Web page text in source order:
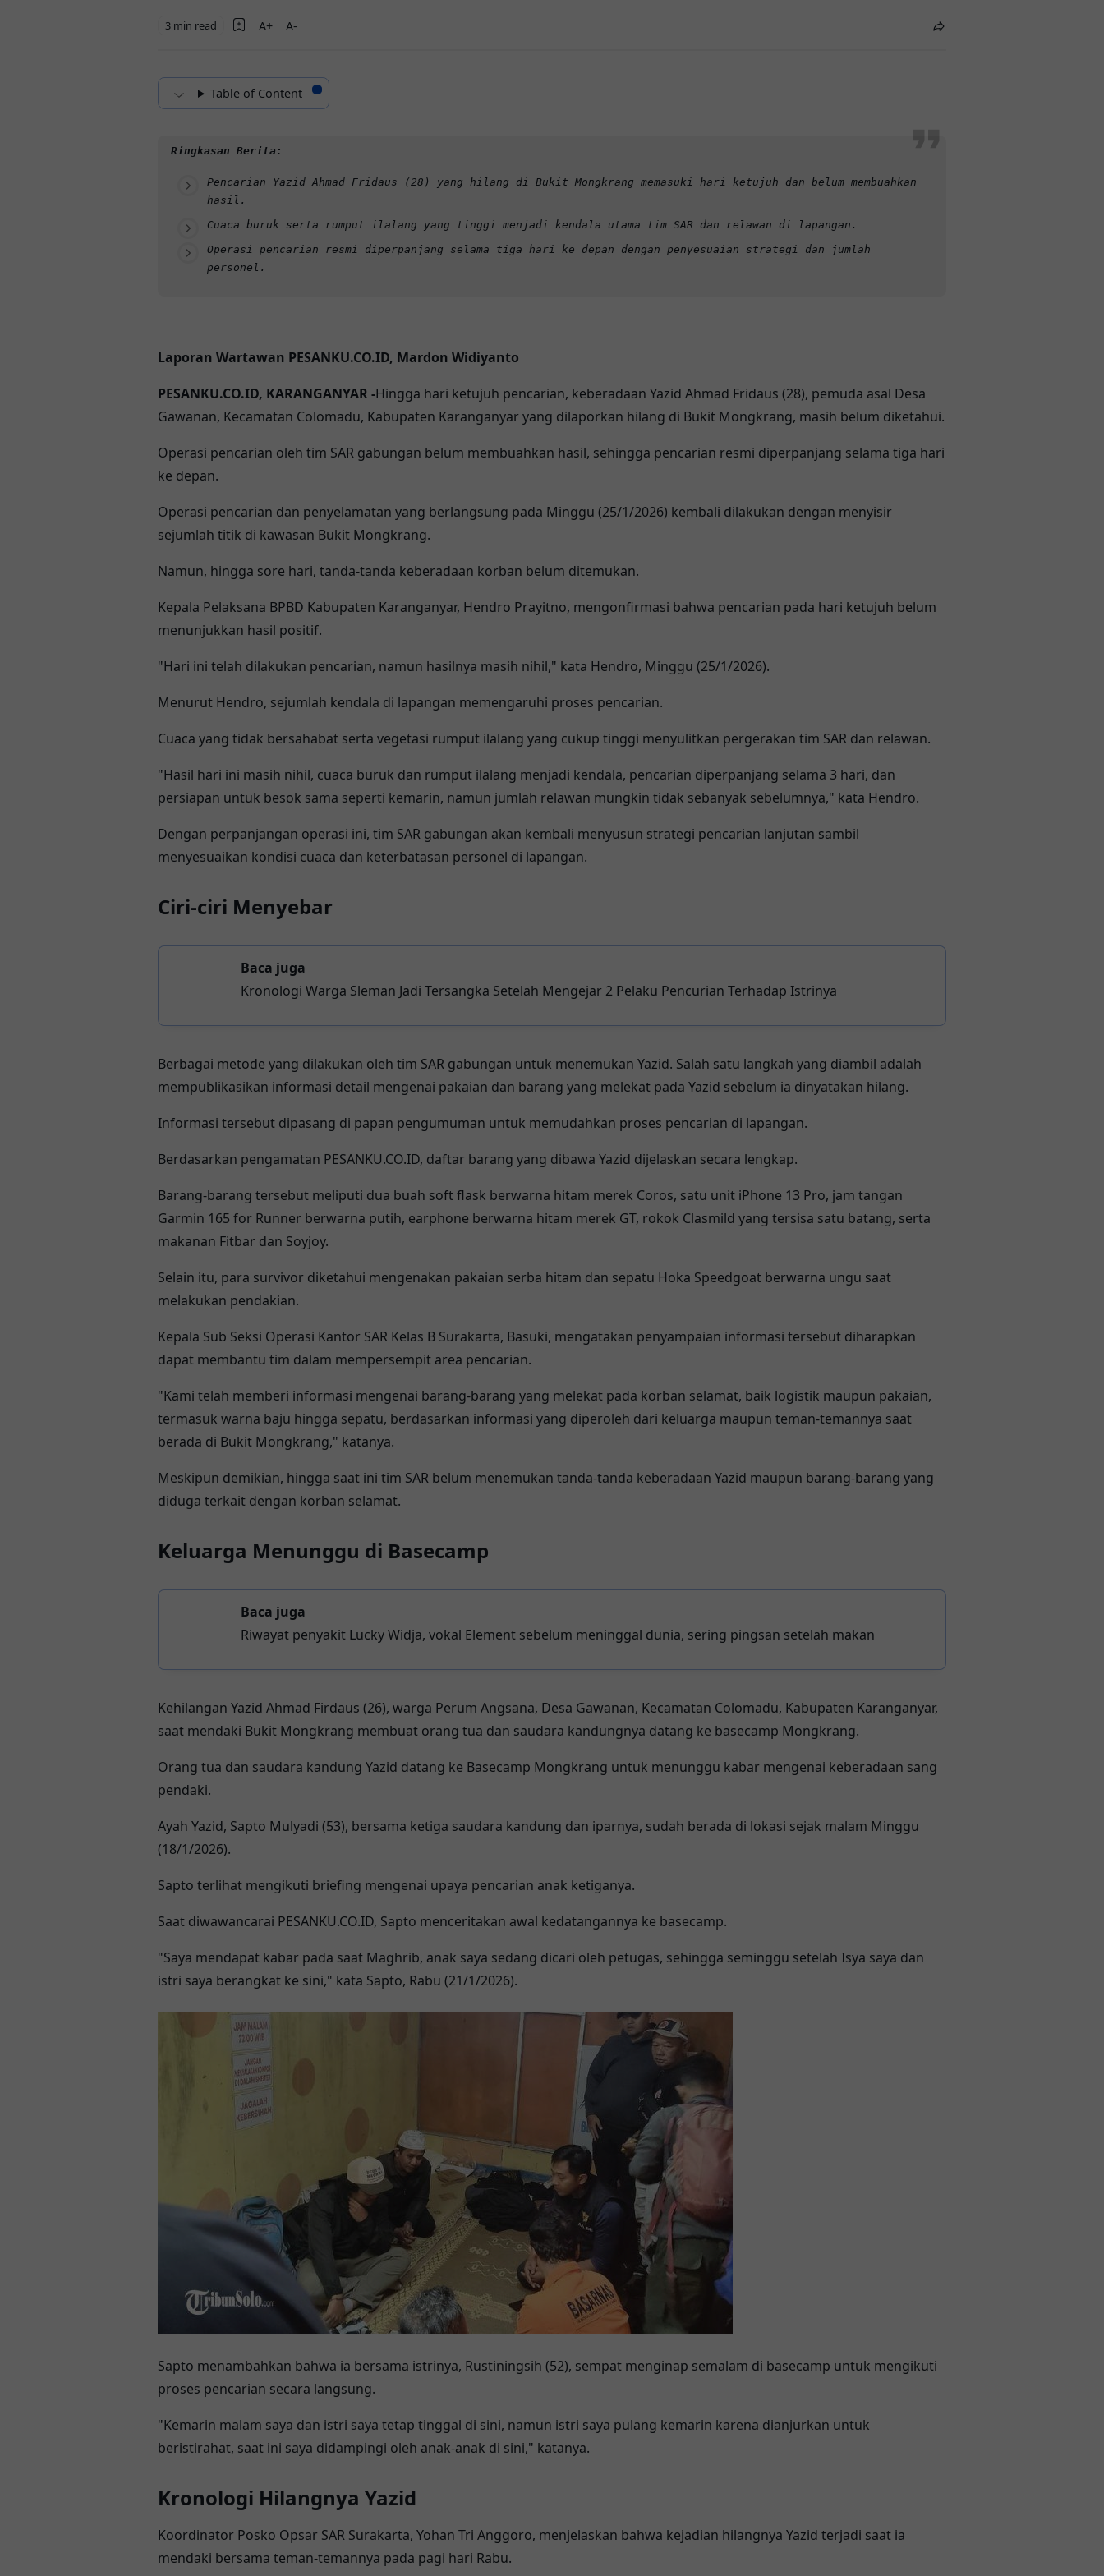
3 min read
Table of Content
Ringkasan Berita:
Pencarian Yazid Ahmad Fridaus (28) yang hilang di Bukit Mongkrang memasuki hari ketujuh dan belum membuahkan
hasil.
Cuaca buruk serta rumput ilalang yang tinggi menjadi kendala utama tim SAR dan relawan di lapangan.
Operasi pencarian resmi diperpanjang selama tiga hari ke depan dengan penyesuaian strategi dan jumlah
personel.
Laporan Wartawan PESANKU.CO.ID, Mardon Widiyanto
PESANKU.CO.ID, KARANGANYAR -Hingga hari ketujuh pencarian, keberadaan Yazid Ahmad Fridaus (28), pemuda asal Desa
Gawanan, Kecamatan Colomadu, Kabupaten Karanganyar yang dilaporkan hilang di Bukit Mongkrang, masih belum diketahui.
Operasi pencarian oleh tim SAR gabungan belum membuahkan hasil, sehingga pencarian resmi diperpanjang selama tiga hari
ke depan.
Operasi pencarian dan penyelamatan yang berlangsung pada Minggu (25/1/2026) kembali dilakukan dengan menyisir
sejumlah titik di kawasan Bukit Mongkrang.
Namun, hingga sore hari, tanda-tanda keberadaan korban belum ditemukan.
Kepala Pelaksana BPBD Kabupaten Karanganyar, Hendro Prayitno, mengonfirmasi bahwa pencarian pada hari ketujuh belum
menunjukkan hasil positif.
"Hari ini telah dilakukan pencarian, namun hasilnya masih nihil," kata Hendro, Minggu (25/1/2026).
Menurut Hendro, sejumlah kendala di lapangan memengaruhi proses pencarian.
Cuaca yang tidak bersahabat serta vegetasi rumput ilalang yang cukup tinggi menyulitkan pergerakan tim SAR dan relawan.
"Hasil hari ini masih nihil, cuaca buruk dan rumput ilalang menjadi kendala, pencarian diperpanjang selama 3 hari, dan
persiapan untuk besok sama seperti kemarin, namun jumlah relawan mungkin tidak sebanyak sebelumnya," kata Hendro.
Dengan perpanjangan operasi ini, tim SAR gabungan akan kembali menyusun strategi pencarian lanjutan sambil
menyesuaikan kondisi cuaca dan keterbatasan personel di lapangan.
Ciri-ciri Menyebar
Baca juga
Kronologi Warga Sleman Jadi Tersangka Setelah Mengejar 2 Pelaku Pencurian Terhadap Istrinya
Berbagai metode yang dilakukan oleh tim SAR gabungan untuk menemukan Yazid. Salah satu langkah yang diambil adalah
mempublikasikan informasi detail mengenai pakaian dan barang yang melekat pada Yazid sebelum ia dinyatakan hilang.
Informasi tersebut dipasang di papan pengumuman untuk memudahkan proses pencarian di lapangan.
Berdasarkan pengamatan PESANKU.CO.ID, daftar barang yang dibawa Yazid dijelaskan secara lengkap.
Barang-barang tersebut meliputi dua buah soft flask berwarna hitam merek Coros, satu unit iPhone 13 Pro, jam tangan
Garmin 165 for Runner berwarna putih, earphone berwarna hitam merek GT, rokok Clasmild yang tersisa satu batang, serta
makanan Fitbar dan Soyjoy.
Selain itu, para survivor diketahui mengenakan pakaian serba hitam dan sepatu Hoka Speedgoat berwarna ungu saat
melakukan pendakian.
Kepala Sub Seksi Operasi Kantor SAR Kelas B Surakarta, Basuki, mengatakan penyampaian informasi tersebut diharapkan
dapat membantu tim dalam mempersempit area pencarian.
"Kami telah memberi informasi mengenai barang-barang yang melekat pada korban selamat, baik logistik maupun pakaian,
termasuk warna baju hingga sepatu, berdasarkan informasi yang diperoleh dari keluarga maupun teman-temannya saat
berada di Bukit Mongkrang," katanya.
Meskipun demikian, hingga saat ini tim SAR belum menemukan tanda-tanda keberadaan Yazid maupun barang-barang yang
diduga terkait dengan korban selamat.
Keluarga Menunggu di Basecamp
Baca juga
Riwayat penyakit Lucky Widja, vokal Element sebelum meninggal dunia, sering pingsan setelah makan
Kehilangan Yazid Ahmad Firdaus (26), warga Perum Angsana, Desa Gawanan, Kecamatan Colomadu, Kabupaten Karanganyar,
saat mendaki Bukit Mongkrang membuat orang tua dan saudara kandungnya datang ke basecamp Mongkrang.
Orang tua dan saudara kandung Yazid datang ke Basecamp Mongkrang untuk menunggu kabar mengenai keberadaan sang
pendaki.
Ayah Yazid, Sapto Mulyadi (53), bersama ketiga saudara kandung dan iparnya, sudah berada di lokasi sejak malam Minggu
(18/1/2026).
Sapto terlihat mengikuti briefing mengenai upaya pencarian anak ketiganya.
Saat diwawancarai PESANKU.CO.ID, Sapto menceritakan awal kedatangannya ke basecamp.
"Saya mendapat kabar pada saat Maghrib, anak saya sedang dicari oleh petugas, sehingga seminggu setelah Isya saya dan
istri saya berangkat ke sini," kata Sapto, Rabu (21/1/2026).
Sapto menambahkan bahwa ia bersama istrinya, Rustiningsih (52), sempat menginap semalam di basecamp untuk mengikuti
proses pencarian secara langsung.
"Kemarin malam saya dan istri saya tetap tinggal di sini, namun istri saya pulang kemarin karena dianjurkan untuk
beristirahat, saat ini saya didampingi oleh anak-anak di sini," katanya.
Kronologi Hilangnya Yazid
Koordinator Posko Opsar SAR Surakarta, Yohan Tri Anggoro, menjelaskan bahwa kejadian hilangnya Yazid terjadi saat ia
mendaki bersama teman-temannya pada pagi hari Rabu.